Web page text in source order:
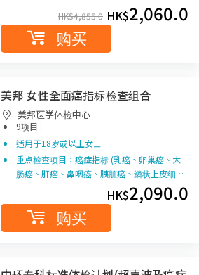
HK$4,855.0 HK$2,060.0
购买
美邦 女性全面癌指标检查组合
美邦医学体检中心
9项目 |
适用于18岁或以上女士
重点检查项目：癌症指标 (乳癌、卵巢癌、大
肠癌、肝癌、鼻咽癌、胰脏癌、鳞状上皮细…
HK$2,090.0
购买